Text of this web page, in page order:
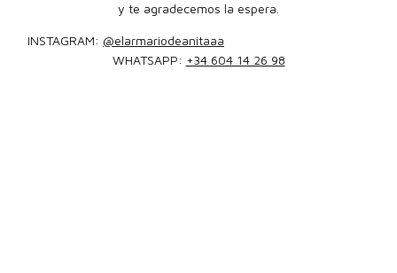
y te agradecemos la espera.
INSTAGRAM: @elarmariodeanitaaa
WHATSAPP: +34 604 14 26 98